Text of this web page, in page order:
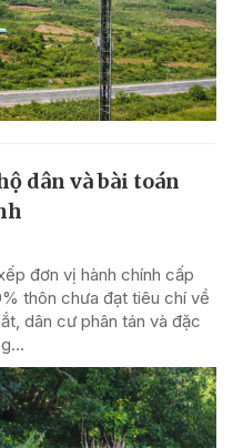
dân và bài toán
đơn vị hành chính cấp
thôn chưa đạt tiêu chí về
dân cư phân tán và đặc